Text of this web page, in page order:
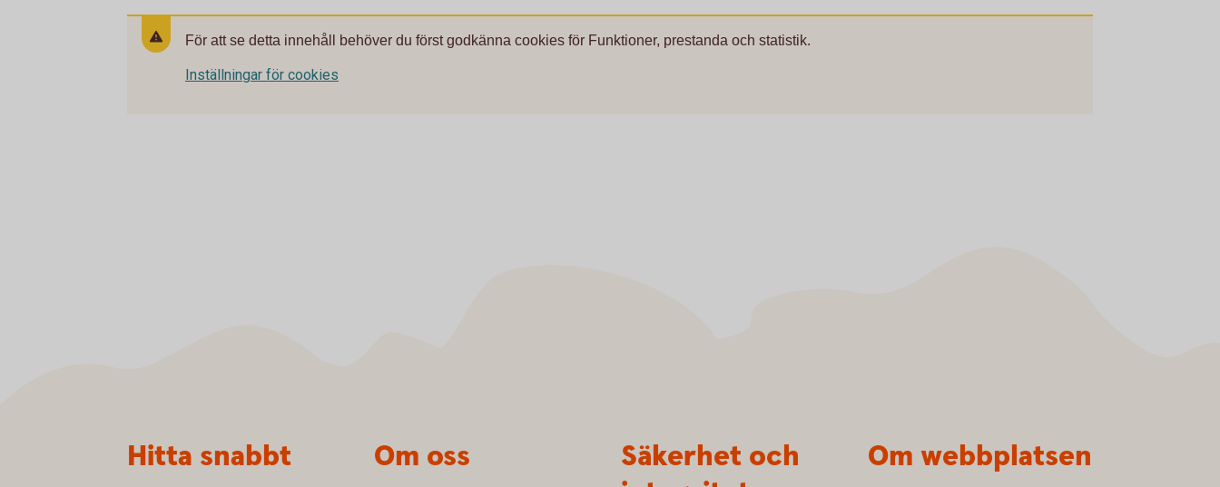
För att se detta innehåll behöver du först godkänna cookies för Funktioner, prestanda och statistik.
Inställningar för cookies
Hitta snabbt Om oss
Säkerhet och
Om webbplatsen